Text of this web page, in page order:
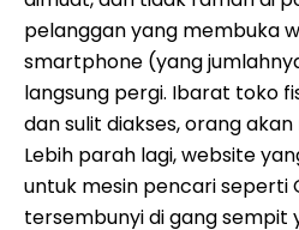
pelanggan yang membuka
smartphone (yang
langsung pergi. Ibarat toko
dan sulit diakses, orang
Lebih parah lagi, website
untuk mesin pencari seperti
tersembunyi di gang sempit